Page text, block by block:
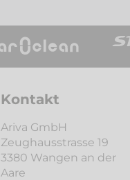
Kontakt
Ariva GmbH
Zeughausstrasse 19
3380 Wangen an der
Aare